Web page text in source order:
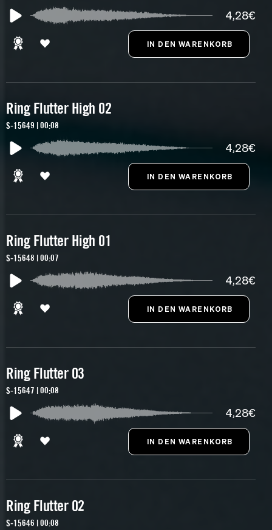
4,28€
Ring Flutter High 02
S-15649 | 00:08
4,28€
Ring Flutter High 01
S-15648 | 00:07
4,28€
Ring Flutter 03
S-15647 | 00:08
4,28€
Ring Flutter 02
S-15646 | 00:08